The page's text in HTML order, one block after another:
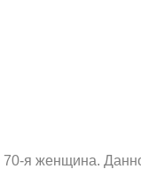
70-я женщина.